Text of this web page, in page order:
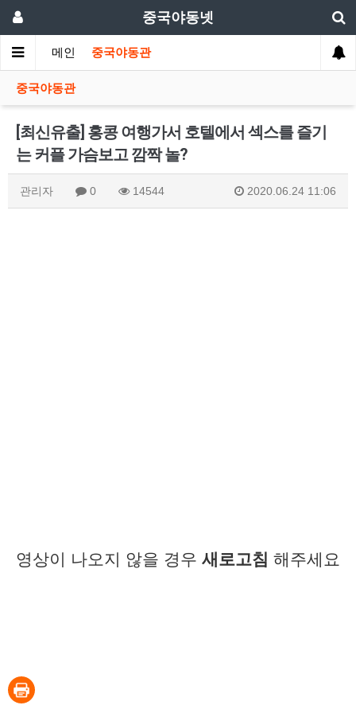
중국야동넷
메인 중국야동관
중국야동관
[최신유출] 홍콩 여행가서 호텔에서 섹스를 즐기
는 커플 가슴보고 깜짝 놀?
관리자 0 14544 2020.06.24 11:06
영상이 나오지 않을 경우 새로고침 해주세요